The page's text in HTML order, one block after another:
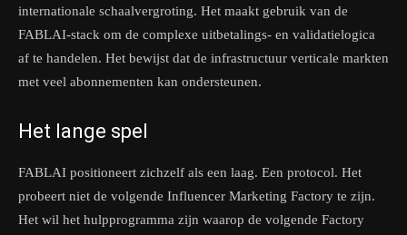
internationale schaalvergroting. Het maakt gebruik van de
FABLAI-stack om de complexe uitbetalings- en validatielogica
af te handelen. Het bewijst dat de infrastructuur verticale markten
met veel abonnementen kan ondersteunen.
Het lange spel
FABLAI positioneert zichzelf als een laag. Een protocol. Het
probeert niet de volgende Influencer Marketing Factory te zijn.
Het wil het hulpprogramma zijn waarop de volgende Factory